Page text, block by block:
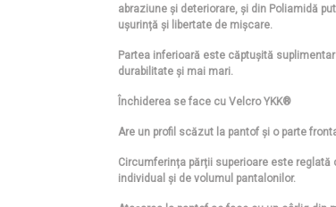
abraziune și deteriorare, și din Poliamidă
ușurință și libertate de mișcare.
Partea inferioară este căptușită
durabilitate și mai mari.
Închiderea se face cu Velcro YKK®
Are un profil scăzut la pantof și o parte
Circumferința părții superioare este
individual și de volumul pantalonilor.